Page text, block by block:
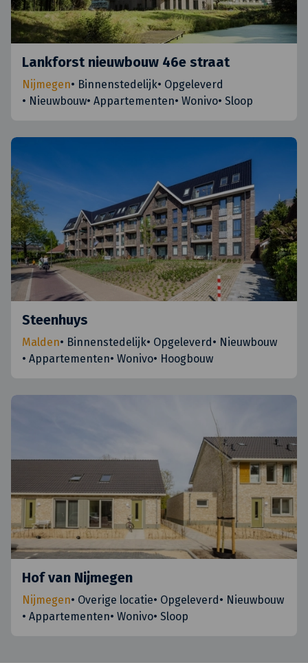
Lankforst nieuwbouw 46e straat
Nijmegen• Binnenstedelijk• Opgeleverd
• Nieuwbouw• Appartementen• Wonivo• Sloop
Steenhuys
Malden• Binnenstedelijk• Opgeleverd• Nieuwbouw
• Appartementen• Wonivo• Hoogbouw
Hof van Nijmegen
Nijmegen• Overige locatie• Opgeleverd• Nieuwbouw
• Appartementen• Wonivo• Sloop